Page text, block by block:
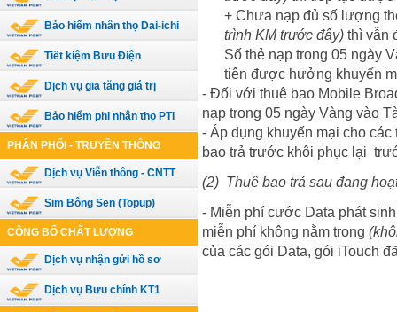
Bảo hiểm nhân thọ Dai-ichi
Tiết kiệm Bưu Điện
Dịch vụ gia tăng giá trị
Bảo hiểm phi nhân thọ PTI
PHÂN PHỐI - TRUYỀN THÔNG
Dịch vụ Viễn thông - CNTT
Sim Bông Sen (Topup)
CÔNG BỐ CHẤT LƯỢNG
Dịch vụ nhận gửi hồ sơ
Dịch vụ Bưu chính KT1
+ Chưa nạp đủ số lượng
trình KM trước đây) thì vẫn
Số thẻ nạp trong 05 ngày
tiên được hưởng khuyến
- Đối với thuê bao Mobile
nạp trong 05 ngày Vàng vào
- Áp dụng khuyến mại cho
bao trả trước khôi phục lại
(2) Thuê bao trả sau đang
- Miễn phí cước Data phát
miễn phí không nằm trong
của các gói Data, gói iTouch